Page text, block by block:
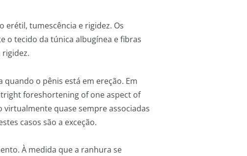
erétil, tumescência e rigidez. Os
o tecido da túnica albugínea e fibras
o pênis está em ereção. Em
foreshortening of one aspect of
quase sempre associadas
casos são a exceção.
À medida que a ranhura se